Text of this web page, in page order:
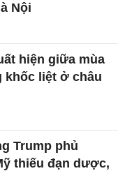
Nội
hiện giữa mùa
khốc liệt ở châu
Trump phủ
thiếu đạn dược,